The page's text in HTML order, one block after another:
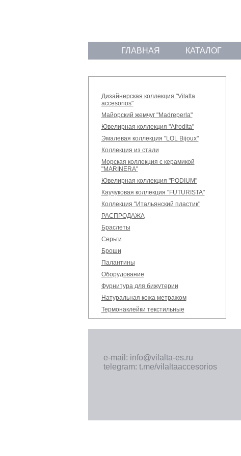
ГЛАВНАЯ КАТАЛОГ
Дизайнерская коллекция "Vilalta
accesorios"
Майорский жемчуг "Madreperla"
Ювелирная коллекция "Afrodita"
Эмалевая коллекция "LOL Bijoux"
Коллекция из стали
Морская коллекция с керамикой
"MARINERA"
Ювелирная коллекция "PODIUM"
Каучуковая коллекция "FUTURISTA"
Коллекция "Итальянский пластик"
РАСПРОДАЖА
Браслеты
Серьги
Броши
Палантины
Оборудование
Фурнитура для бижутерии
Натуральная кожа метражом
Термонаклейки текстильные
e-mail: info@vilalta-es.ru
telegram: t.me/vilaltaaccesorios